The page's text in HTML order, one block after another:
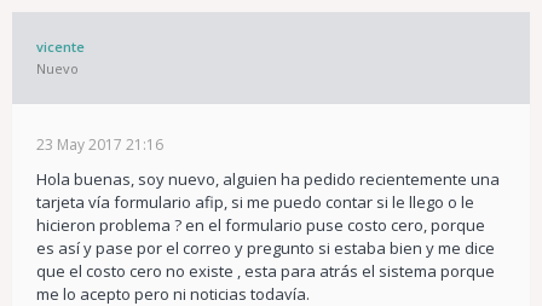
vicente
Nuevo
23 May 2017 21:16
Hola buenas, soy nuevo, alguien ha pedido recientemente una
tarjeta vía formulario afip, si me puedo contar si le llego o le
hicieron problema ? en el formulario puse costo cero, porque
es así y pase por el correo y pregunto si estaba bien y me dice
que el costo cero no existe , esta para atrás el sistema porque
me lo acepto pero ni noticias todavía.